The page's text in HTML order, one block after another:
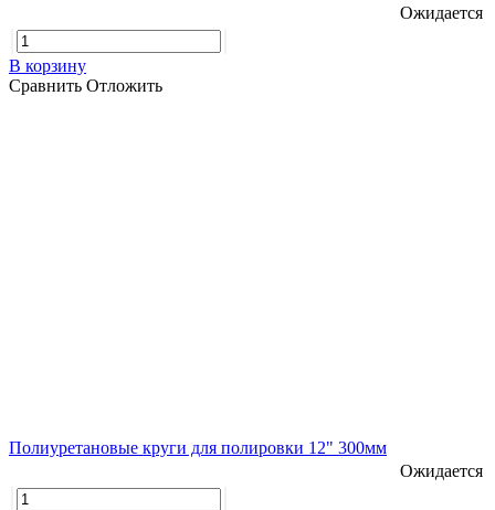
Ожидается
В корзину
Сравнить Отложить
Полиуретановые круги для полировки 12" 300мм
Ожидается